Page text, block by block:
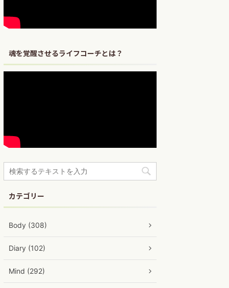
魂を覚醒させるライフコーチとは？
カテゴリー
Body (308)
Diary (102)
Mind (292)